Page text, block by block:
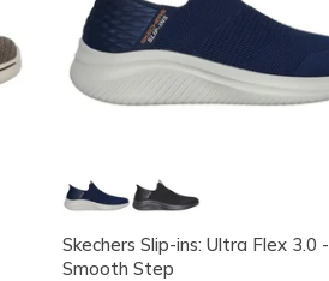
Skechers Slip-ins: Ultra Flex 3.0 -
Smooth Step